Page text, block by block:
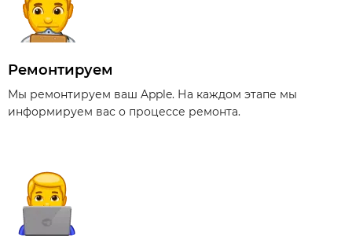
Ремонтируем
Мы ремонтируем ваш Apple. На каждом этапе мы
информируем вас о процессе ремонта.